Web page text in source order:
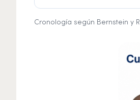
Cronología según Bernstein y